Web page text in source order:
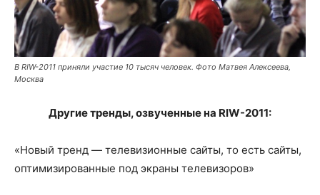
В RIW-2011 приняли участие 10 тысяч человек. Фото Матвея Алексеева,
Москва
Другие тренды, озвученные на RIW-2011:
«Новый тренд — телевизионные сайты, то есть сайты,
оптимизированные под экраны телевизоров»